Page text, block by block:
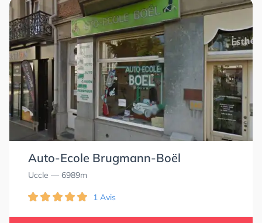
Auto-Ecole Brugmann-Boël
Uccle — 6989m
1 Avis